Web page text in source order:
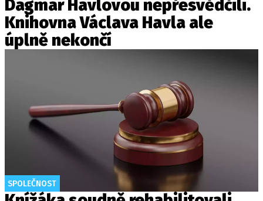
Dagmar Havlovou nepřesvědčili.
Knihovna Václava Havla ale
úplně nekončí
SPOLEČNOST